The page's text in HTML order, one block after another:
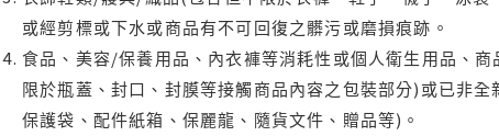
或經剪標或下水或商品有不可回復之髒污或磨損痕跡。
食品、美容/保養用品、內衣褲等消耗性或個人衛生用品、
限於瓶蓋、封口、封膜等接觸商品內容之包裝部分)或已非
保護袋、配件紙箱、保麗龍、隨貨文件、贈品等)。